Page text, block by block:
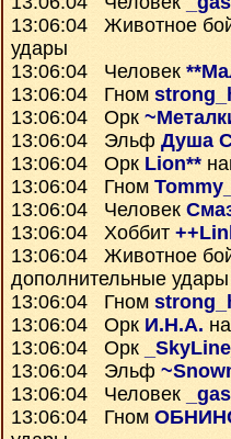
13:06:04 Животное
удары
13:06:04 Человек
13:06:04 Гном
13:06:04 Орк
13:06:04 Эльф Душа
13:06:04 Орк Lion**
13:06:04 Гном
13:06:04 Человек
13:06:04 Хоббит
13:06:04 Животное
дополнительные удары
13:06:04 Гном
13:06:04 Орк И.Н.А.
13:06:04 Орк
_SkyLine_
13:06:04 Эльф
13:06:04 Человек
13:06:04 Гном